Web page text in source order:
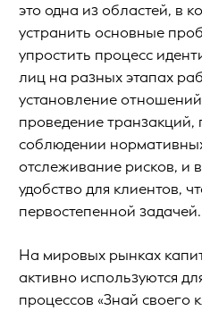
это одна из областей, в
устранить основные
упростить процесс
лиц на разных этапах
установление
проведение транзакций,
соблюдении
отслеживание рисков, и
удобство для клиентов,
первостепенной задачей.
На мировых рынках
активно используются
процессов «Знай своего